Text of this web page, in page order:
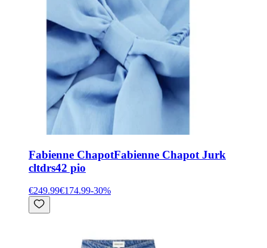
Fabienne ChapotFabienne Chapot Jurk
cltdrs42 pio
€249.99€174.99-30%